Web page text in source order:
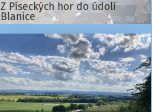
Z Píseckých hor do údolí
Blanice